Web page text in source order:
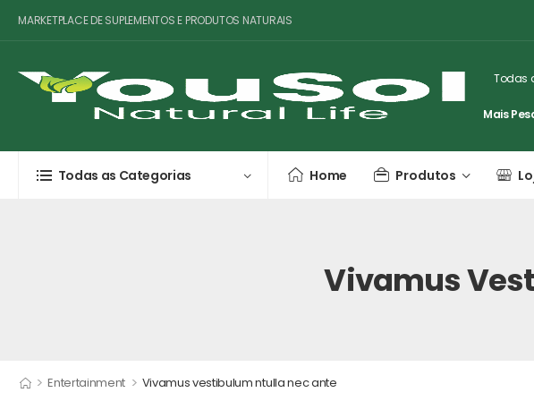
MARKETPLACE DE SUPLEMENTOS E PRODUTOS NATURAIS
Mais
Todas as Categorias Home Produtos
Vivamus
> Entertainment > Vivamus vestibulum ntulla nec ante